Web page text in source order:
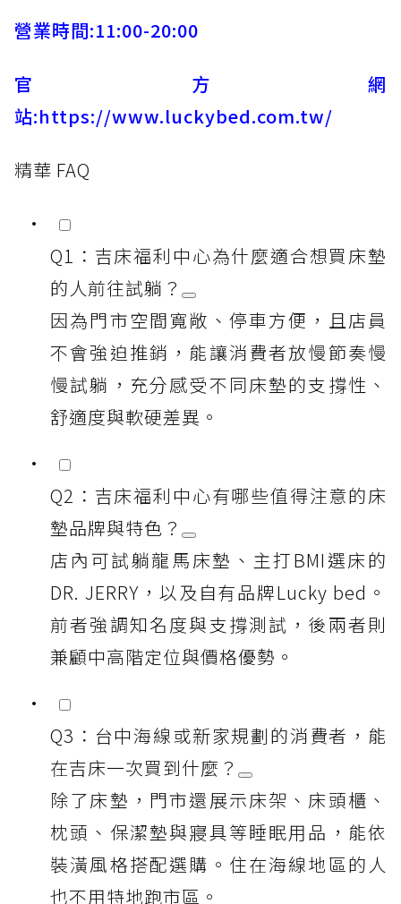
營業時間:11:00-20:00
官方網
站:https://www.luckybed.com.tw/
精華 FAQ
Q1：吉床福利中心為什麼適合想買床墊
的人前往試躺？
因為門市空間寬敞、停車方便，且店員
不會強迫推銷，能讓消費者放慢節奏慢
慢試躺，充分感受不同床墊的支撐性、
舒適度與軟硬差異。
Q2：吉床福利中心有哪些值得注意的床
墊品牌與特色？
店內可試躺龍馬床墊、主打BMI選床的
DR. JERRY，以及自有品牌Lucky bed。
前者強調知名度與支撐測試，後兩者則
兼顧中高階定位與價格優勢。
Q3：台中海線或新家規劃的消費者，能
在吉床一次買到什麼？
除了床墊，門市還展示床架、床頭櫃、
枕頭、保潔墊與寢具等睡眠用品，能依
裝潢風格搭配選購。住在海線地區的人
也不用特地跑市區。